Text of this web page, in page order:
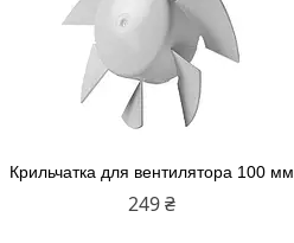
Крильчатка для вентилятора 100 мм
249 ₴